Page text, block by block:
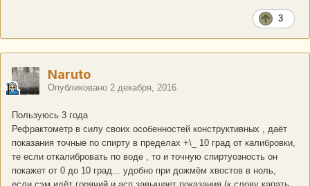
3
Naruto
Опубликовано 2 декабря, 2016
Пользуюсь 3 года
Рефрактометр в силу своих особенностей конструктивных , даёт
показания точные по спирту в пределах +\_ 10 град от калибровки,
те если откалибровать по воде , то и точную спиртуозность он
покажет от 0 до 10 град... удобно при дожмём хвостов в ноль,